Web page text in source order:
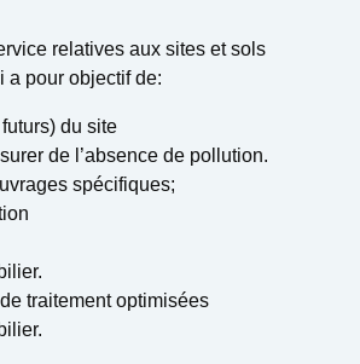
relatives aux sites et sols
a pour objectif de:
du site
de l’absence de pollution.
spécifiques;
traitement optimisées